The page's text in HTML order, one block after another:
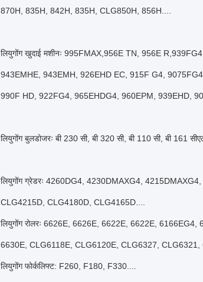
870H, 835H, 842H, 835H, CLG850H, 856H....
लियुगोंग खुदाई मशीनः 995FMAX,956E TN, 956E
943EMHE, 943EMH, 926EHD EC, 915F G4,
990F HD, 922FG4, 965EHDG4, 960EPM, 939EHD,
लियुगोंग बुलडोजरः बी 230 सी, बी 320 सी, बी 110 सी, बी 161
लियुगोंग ग्रेडरः 4260DG4, 4230DMAXG4,
CLG4215D, CLG4180D, CLG4165D....
लियुगोंग रोलरः 6626E, 6626E, 6622E, 6622E,
6630E, CLG6118E, CLG6120E, CLG6327, CLG6321,
लियुगोंग फोर्कलिफ्ट: F260, F180, F330....